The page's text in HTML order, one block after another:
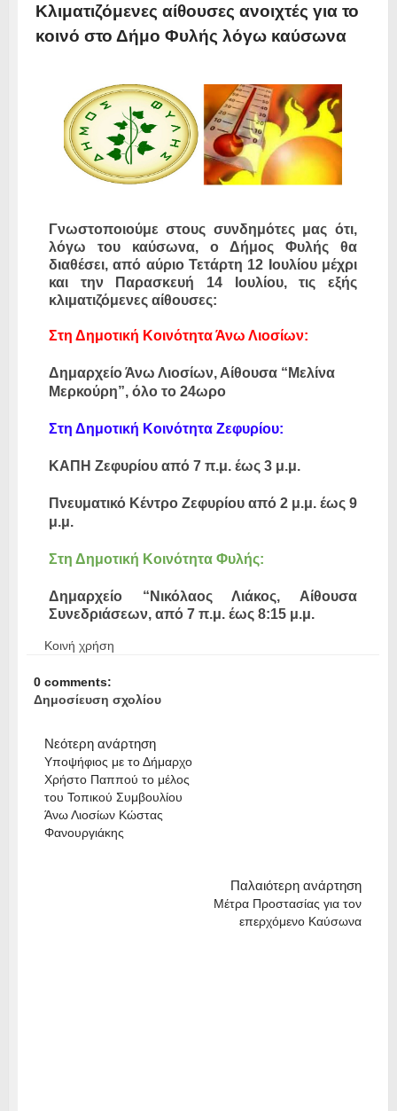
Κλιματιζόμενες αίθουσες ανοιχτές για το
κοινό στο Δήμο Φυλής λόγω καύσωνα
Γνωστοποιούμε στους συνδημότες μας ότι,
λόγω του καύσωνα, ο Δήμος Φυλής θα
διαθέσει, από αύριο Τετάρτη 12 Ιουλίου μέχρι
και την Παρασκευή 14 Ιουλίου, τις εξής
κλιματιζόμενες αίθουσες:
Στη Δημοτική Κοινότητα Άνω Λιοσίων:
Δημαρχείο Άνω Λιοσίων, Αίθουσα “Μελίνα
Μερκούρη”, όλο το 24ωρο
Στη Δημοτική Κοινότητα Ζεφυρίου:
ΚΑΠΗ Ζεφυρίου από 7 π.μ. έως 3 μ.μ.
Πνευματικό Κέντρο Ζεφυρίου από 2 μ.μ. έως 9
μ.μ.
Στη Δημοτική Κοινότητα Φυλής:
Δημαρχείο “Νικόλαος Λιάκος, Αίθουσα
Συνεδριάσεων, από 7 π.μ. έως 8:15 μ.μ.
Κοινή χρήση
0 comments:
Δημοσίευση σχολίου
Νεότερη ανάρτηση
Υποψήφιος με το Δήμαρχο
Χρήστο Παππού το μέλος
του Τοπικού Συμβουλίου
Άνω Λιοσίων Κώστας
Φανουργιάκης
Παλαιότερη ανάρτηση
Μέτρα Προστασίας για τον
επερχόμενο Καύσωνα